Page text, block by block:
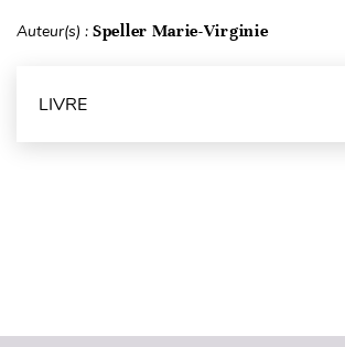
Auteur(s) : Speller Marie-Virginie
LIVRE